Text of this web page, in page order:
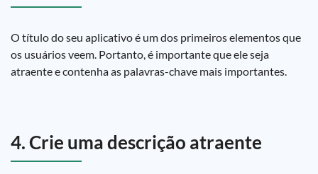
O título do seu aplicativo é um dos primeiros elementos que
os usuários veem. Portanto, é importante que ele seja
atraente e contenha as palavras-chave mais importantes.
4. Crie uma descrição atraente